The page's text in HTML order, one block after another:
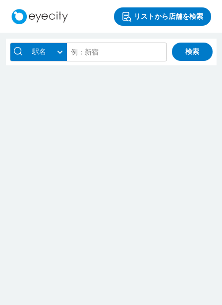
リストから店舗を検索
駅名 検索